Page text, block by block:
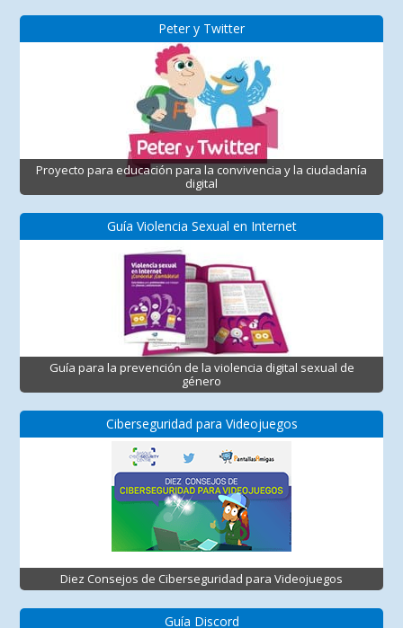
Peter y Twitter
Proyecto para educación para la convivencia y la ciudadanía
digital
Guía Violencia Sexual en Internet
Guía para la prevención de la violencia digital sexual de
género
Ciberseguridad para Videojuegos
Diez Consejos de Ciberseguridad para Videojuegos
Guía Discord